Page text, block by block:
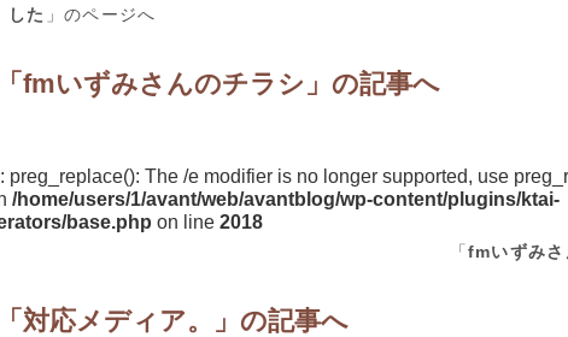
した 」のページへ
「 fmいずみさんのチラシ 」の記事へ
: preg_replace(): The /e modifier is no longer supported, use
/home/users/1/avant/web/avantblog/wp-content/plugins/ktai-
base.php on line 2018
「 fmいずみさ
「 対応メディア。 」の記事へ